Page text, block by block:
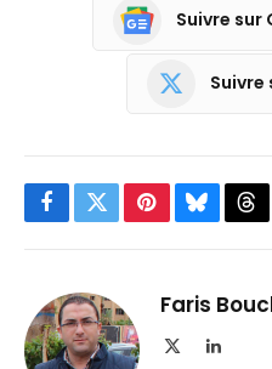
Suivre
Suivre
Facebook
TwitterPinterestBluesky
Faris